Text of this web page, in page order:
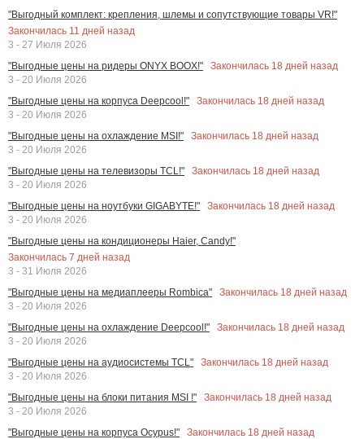
"Выгодный комплект: крепления, шлемы и сопутствующие товары VR!"
Закончилась 11 дней назад
3 - 27 Июля 2026
"Выгодные цены на ридеры ONYX BOOX!"
Закончилась 18 дней назад
3 - 20 Июля 2026
"Выгодные цены на корпуса Deepcool!"
Закончилась 18 дней назад
3 - 20 Июля 2026
"Выгодные цены на охлаждение MSI!"
Закончилась 18 дней назад
3 - 20 Июля 2026
"Выгодные цены на телевизоры TCL!"
Закончилась 18 дней назад
3 - 20 Июля 2026
"Выгодные цены на ноутбуки GIGABYTE!"
Закончилась 18 дней назад
3 - 20 Июля 2026
"Выгодные цены на кондиционеры Haier, Candy!"
Закончилась 7 дней назад
3 - 31 Июля 2026
"Выгодные цены на медиаплееры Rombica"
Закончилась 18 дней назад
3 - 20 Июля 2026
"Выгодные цены на охлаждение Deepcool!"
Закончилась 18 дней назад
3 - 20 Июля 2026
"Выгодные цены на аудиосистемы TCL"
Закончилась 18 дней назад
3 - 20 Июля 2026
"Выгодные цены на блоки питания MSI !"
Закончилась 18 дней назад
3 - 20 Июля 2026
"Выгодные цены на корпуса Ocypus!"
Закончилась 18 дней назад